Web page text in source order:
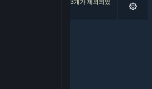
로드
다. 환경 설정에 따라 게임 3개가 제외되었